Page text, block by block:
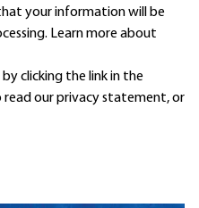
your information will be
Learn moreabout
clicking the link in the
read ourprivacy statement, or